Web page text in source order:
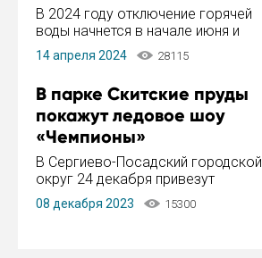
В 2024 году отключение горячей
воды начнется в начале июня и
завершится в конце августа.
Период отключения составит не
14 апреля 2024 28115
В парке Скитские пруды
покажут ледовое шоу
«Чемпионы»
В Сергиево-Посадский городской
округ 24 декабря привезут
ледовый тур «Чемпионы»
заслуженного мастера спорта,
08 декабря 2023 15300